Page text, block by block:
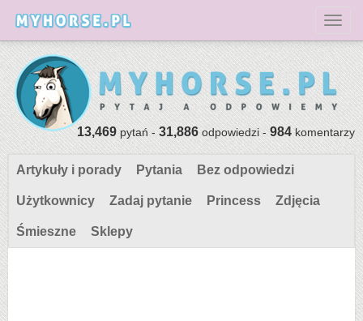
13,469pytań -31,886odpowiedzi -984komentarzy
Artykuły i porady Pytania Bez odpowiedzi
Użytkownicy Zadaj pytanie Princess Zdjęcia
Śmieszne Sklepy